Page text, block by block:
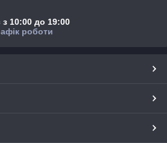
10:00 до 19:00
роботи